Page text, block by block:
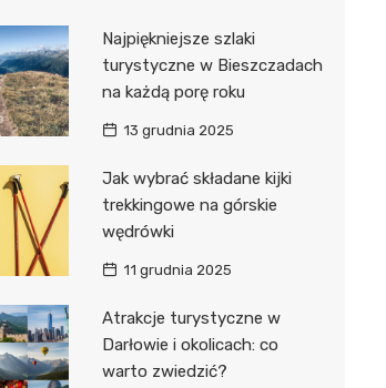
Najpiękniejsze szlaki
turystyczne w Bieszczadach
na każdą porę roku
13 grudnia 2025
Jak wybrać składane kijki
trekkingowe na górskie
wędrówki
11 grudnia 2025
Atrakcje turystyczne w
Darłowie i okolicach: co
warto zwiedzić?